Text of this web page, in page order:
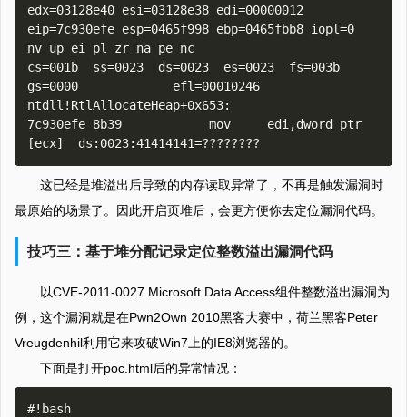
edx=03128e40 esi=03128e38 edi=00000012
eip=7c930efe esp=0465f998 ebp=0465fbb8 iopl=0
nv up ei pl zr na pe nc
cs=001b  ss=0023  ds=0023  es=0023  fs=003b
gs=0000             efl=00010246
ntdll!RtlAllocateHeap+0x653:
7c930efe 8b39            mov     edi,dword ptr
这已经是堆溢出后导致的内存读取异常了，不再是触发漏洞时
最原始的场景了。因此开启页堆后，会更方便你去定位漏洞代码。
技巧三：基于堆分配记录定位整数溢出漏洞代码
以CVE-2011-0027 Microsoft Data Access组件整数溢出漏洞为
例，这个漏洞就是在Pwn2Own 2010黑客大赛中，荷兰黑客Peter
Vreugdenhil利用它来攻破Win7上的IE8浏览器的。
下面是打开poc.html后的异常情况：
#!bash